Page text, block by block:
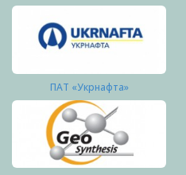
ПАТ «Укрнафта»